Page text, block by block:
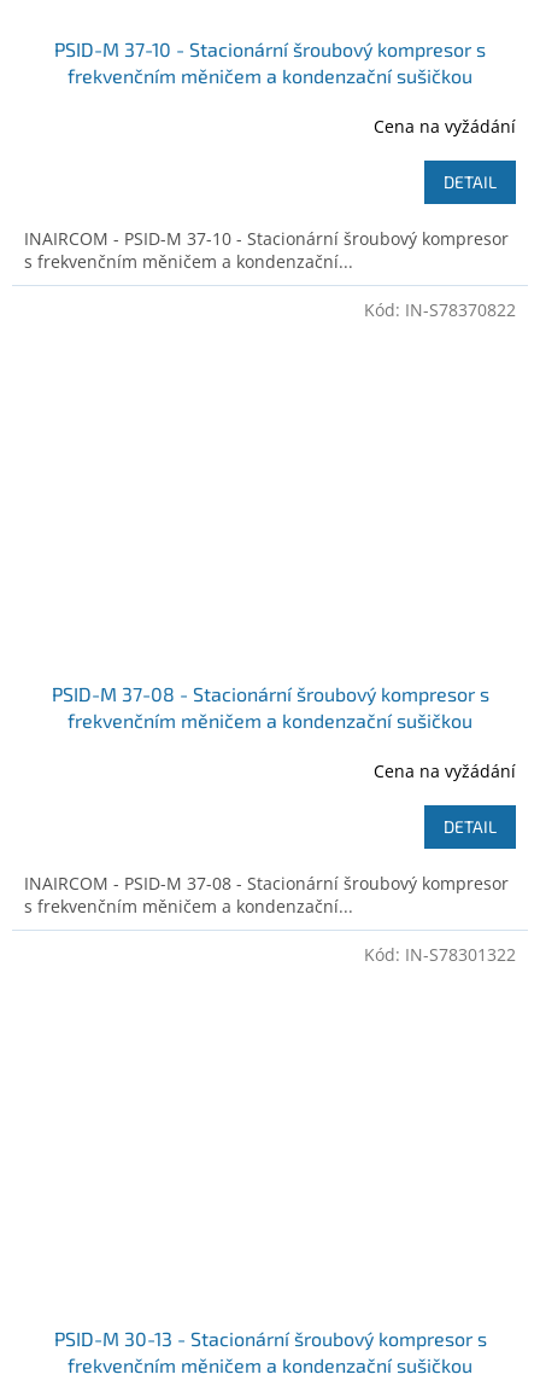
PSID-M 37-10 - Stacionární šroubový kompresor s
frekvenčním měničem a kondenzační sušičkou
Cena na vyžádání
DETAIL
INAIRCOM - PSID-M 37-10 - Stacionární šroubový kompresor
s frekvenčním měničem a kondenzační...
PSID-M 37-08 - Stacionární šroubový kompresor s
frekvenčním měničem a kondenzační sušičkou
Cena na vyžádání
DETAIL
INAIRCOM - PSID-M 37-08 - Stacionární šroubový kompresor
s frekvenčním měničem a kondenzační...
Kód: IN-S78370822
PSID-M 30-13 - Stacionární šroubový kompresor s
frekvenčním měničem a kondenzační sušičkou
Kód: IN-S78301322